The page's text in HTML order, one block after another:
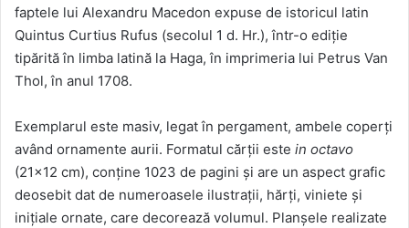
faptele lui Alexandru Macedon expuse de istoricul latin
Quintus Curtius Rufus (secolul 1 d. Hr.), într-o ediție
tipărită în limba latină la Haga, în imprimeria lui Petrus Van
Thol, în anul 1708.
Exemplarul este masiv, legat în pergament, ambele coperți
având ornamente aurii. Formatul cărții este in octavo
(21×12 cm), conține 1023 de pagini și are un aspect grafic
deosebit dat de numeroasele ilustrații, hărți, viniete și
inițiale ornate, care decorează volumul. Planşele realizate